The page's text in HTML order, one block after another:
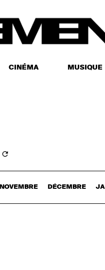
CINÉMA MUSIQUE
NOVEMBRE DÉCEMBRE